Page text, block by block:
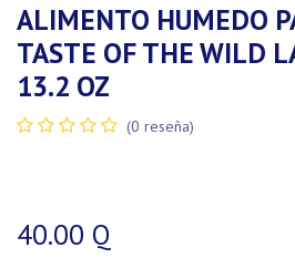
ALIMENTO HUMEDO
TASTE OF THE WILD
13.2 OZ
(0 reseña)
40.00 Q